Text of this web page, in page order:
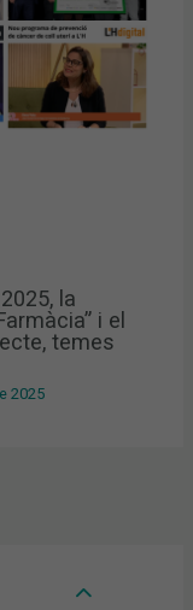
la
i el
temes
2025